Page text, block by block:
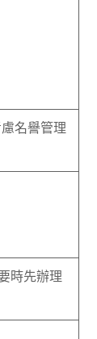
名譽管理
時先辦理